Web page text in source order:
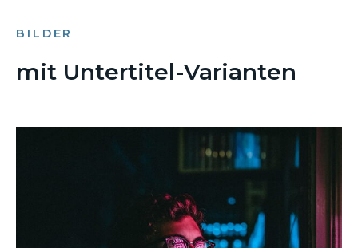
BILDER
mit Untertitel-Varianten